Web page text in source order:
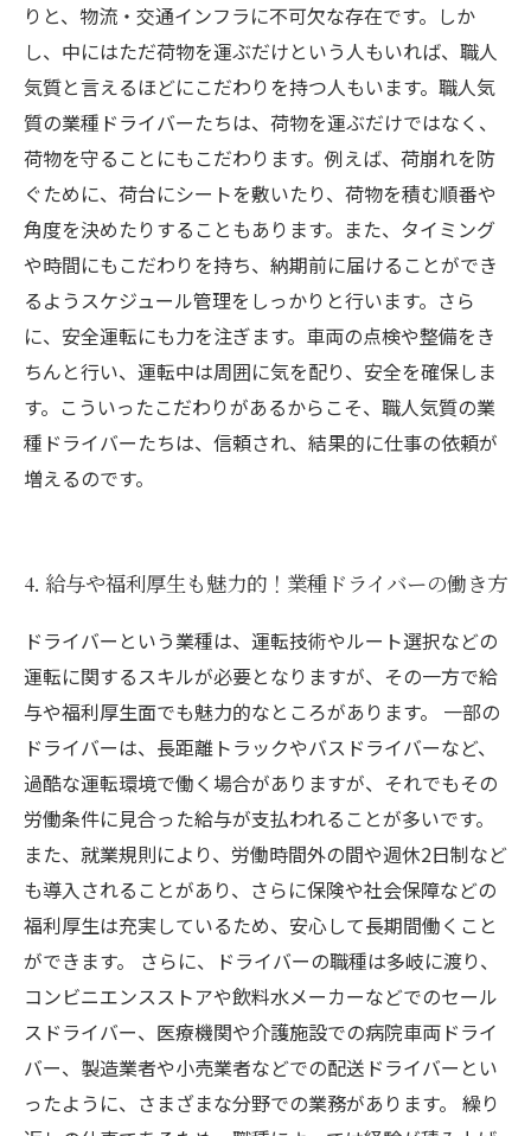
りと、物流・交通インフラに不可欠な存在です。しか
し、中にはただ荷物を運ぶだけという人もいれば、職人
気質と言えるほどにこだわりを持つ人もいます。職人気
質の業種ドライバーたちは、荷物を運ぶだけではなく、
荷物を守ることにもこだわります。例えば、荷崩れを防
ぐために、荷台にシートを敷いたり、荷物を積む順番や
角度を決めたりすることもあります。また、タイミング
や時間にもこだわりを持ち、納期前に届けることができ
るようスケジュール管理をしっかりと行います。さら
に、安全運転にも力を注ぎます。車両の点検や整備をき
ちんと行い、運転中は周囲に気を配り、安全を確保しま
す。こういったこだわりがあるからこそ、職人気質の業
種ドライバーたちは、信頼され、結果的に仕事の依頼が
増えるのです。
4. 給与や福利厚生も魅力的！業種ドライバーの働き方
ドライバーという業種は、運転技術やルート選択などの
運転に関するスキルが必要となりますが、その一方で給
与や福利厚生面でも魅力的なところがあります。 一部の
ドライバーは、長距離トラックやバスドライバーなど、
過酷な運転環境で働く場合がありますが、それでもその
労働条件に見合った給与が支払われることが多いです。
また、就業規則により、労働時間外の間や週休2日制など
も導入されることがあり、さらに保険や社会保障などの
福利厚生は充実しているため、安心して長期間働くこと
ができます。 さらに、ドライバーの職種は多岐に渡り、
コンビニエンスストアや飲料水メーカーなどでのセール
スドライバー、医療機関や介護施設での病院車両ドライ
バー、製造業者や小売業者などでの配送ドライバーとい
ったように、さまざまな分野での業務があります。 繰り